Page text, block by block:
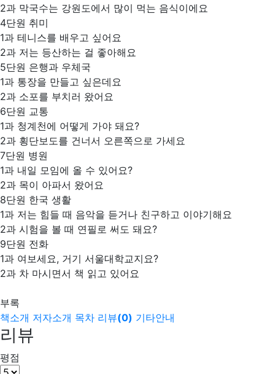
2과 막국수는 강원도에서 많이 먹는 음식이에요
4단원 취미
1과 테니스를 배우고 싶어요
2과 저는 등산하는 걸 좋아해요
5단원 은행과 우체국
1과 통장을 만들고 싶은데요
2과 소포를 부치러 왔어요
6단원 교통
1과 청계천에 어떻게 가야 돼요?
2과 횡단보도를 건너서 오른쪽으로 가세요
7단원 병원
1과 내일 모임에 올 수 있어요?
2과 목이 아파서 왔어요
8단원 한국 생활
1과 저는 힘들 때 음악을 듣거나 친구하고 이야기해요
2과 시험을 볼 때 연필로 써도 돼요?
9단원 전화
1과 여보세요, 거기 서울대학교지요?
2과 차 마시면서 책 읽고 있어요
부록
책소개 저자소개 목차 리뷰(0) 기타안내
리뷰
평점